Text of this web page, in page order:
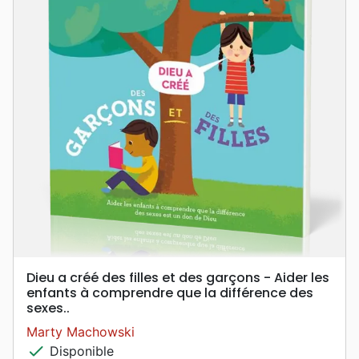
Dieu a créé des filles et des garçons - Aider les
enfants à comprendre que la différence des
sexes..
Marty Machowski
check Disponible